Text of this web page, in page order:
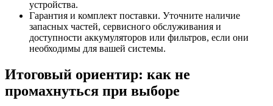
устройства.
Гарантия и комплект поставки. Уточните наличие
запасных частей, сервисного обслуживания и
доступности аккумуляторов или фильтров, если они
необходимы для вашей системы.
Итоговый ориентир: как не
промахнуться при выборе